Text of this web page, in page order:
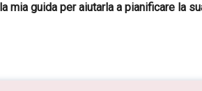
mia guida per aiutarla a pianificare la